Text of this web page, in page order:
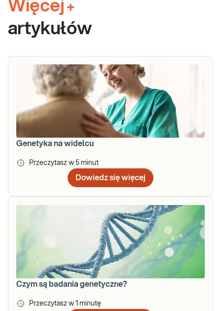
Więcej +
artykułów
Genetyka na widelcu
Przeczytasz w 5 minut
Dowiedz się więcej
Czym są badania genetyczne?
Przeczytasz w 1 minutę